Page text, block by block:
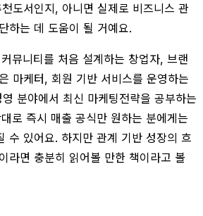
도서인지, 아니면 실제로 비즈니스 관
하는 데 도움이 될 거예요.
뮤니티를 처음 설계하는 창업자, 브랜
마케터, 회원 기반 서비스를 운영하는
분야에서 최신 마케팅전략을 공부하는
로 즉시 매출 공식만 원하는 분에게는
수 있어요. 하지만 관계 기반 성장의 흐
라면 충분히 읽어볼 만한 책이라고 볼